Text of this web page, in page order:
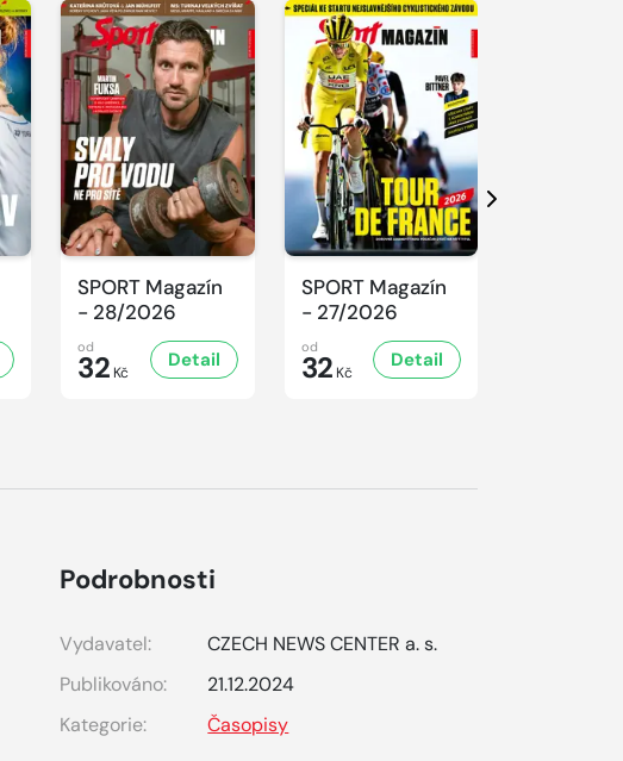
SPORT Magazín
- 28/2026
od
32 Kč
Detail
SPORT Magazín
- 27/2026
od
32 Kč
Detail
Další
Podrobnosti
Vydavatel:
CZECH NEWS CENTER a. s.
Publikováno:
21.12.2024
Kategorie:
Časopisy